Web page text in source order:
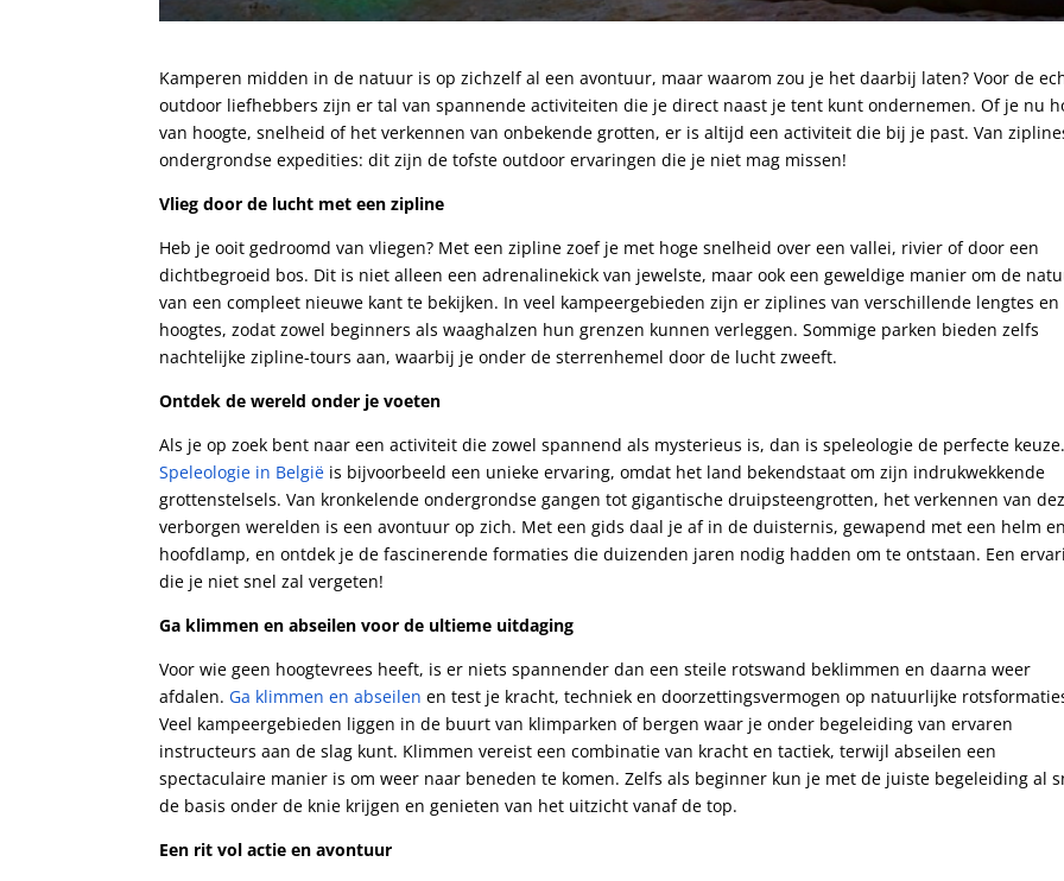
Kamperen midden in de natuur is op zichzelf al een avontuur, maar waarom zou je het daarbij laten? Voor de
outdoor liefhebbers zijn er tal van spannende activiteiten die je direct naast je tent kunt ondernemen. Of je nu
van hoogte, snelheid of het verkennen van onbekende grotten, er is altijd een activiteit die bij je past. Van
ondergrondse expedities: dit zijn de tofste outdoor ervaringen die je niet mag missen!
Vlieg door de lucht met een zipline
Heb je ooit gedroomd van vliegen? Met een zipline zoef je met hoge snelheid over een vallei, rivier of door een
dichtbegroeid bos. Dit is niet alleen een adrenalinekick van jewelste, maar ook een geweldige manier om de
van een compleet nieuwe kant te bekijken. In veel kampeergebieden zijn er ziplines van verschillende lengtes en
hoogtes, zodat zowel beginners als waaghalzen hun grenzen kunnen verleggen. Sommige parken bieden zelfs
nachtelijke zipline-tours aan, waarbij je onder de sterrenhemel door de lucht zweeft.
Ontdek de wereld onder je voeten
Als je op zoek bent naar een activiteit die zowel spannend als mysterieus is, dan is speleologie de perfecte keuze.
Speleologie in België is bijvoorbeeld een unieke ervaring, omdat het land bekendstaat om zijn indrukwekkende
grottenstelsels. Van kronkelende ondergrondse gangen tot gigantische druipsteengrotten, het verkennen van
verborgen werelden is een avontuur op zich. Met een gids daal je af in de duisternis, gewapend met een helm en
hoofdlamp, en ontdek je de fascinerende formaties die duizenden jaren nodig hadden om te ontstaan. Een
die je niet snel zal vergeten!
Ga klimmen en abseilen voor de ultieme uitdaging
Voor wie geen hoogtevrees heeft, is er niets spannender dan een steile rotswand beklimmen en daarna weer
afdalen. Ga klimmen en abseilen en test je kracht, techniek en doorzettingsvermogen op natuurlijke
Veel kampeergebieden liggen in de buurt van klimparken of bergen waar je onder begeleiding van ervaren
instructeurs aan de slag kunt. Klimmen vereist een combinatie van kracht en tactiek, terwijl abseilen een
spectaculaire manier is om weer naar beneden te komen. Zelfs als beginner kun je met de juiste begeleiding al
de basis onder de knie krijgen en genieten van het uitzicht vanaf de top.
Een rit vol actie en avontuur